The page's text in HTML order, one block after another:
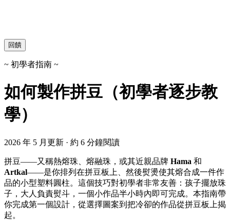
回饋
~ 初學者指南 ~
如何製作拼豆（初學者逐步教
學）
2026 年 5 月更新 · 約 6 分鐘閱讀
拼豆——又稱熱熔珠、熔融珠，或其近親品牌 Hama 和
Artkal——是你排列在拼豆板上、然後熨燙使其熔合成一件作
品的小型塑料圓柱。這個技巧對初學者非常友善：孩子擺放珠
子，大人負責熨斗，一個小作品半小時內即可完成。本指南帶
你完成第一個設計，從選擇圖案到把冷卻的作品從拼豆板上揭
起。